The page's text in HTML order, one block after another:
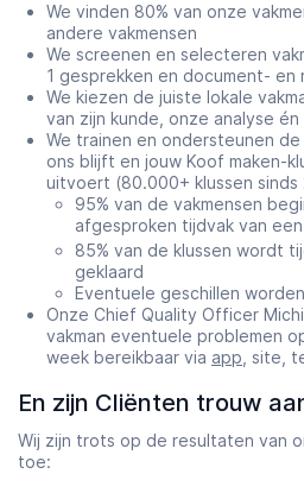
We vinden 80% van onze
andere vakmensen
We screenen en selecteren
1 gesprekken en document-
We kiezen de juiste lokale
van zijn kunde, onze analyse
We trainen en ondersteunen
ons blijft en jouw Koof maken-
uitvoert (80.000+ klussen sinds
95% van de vakmensen
afgesproken tijdvak van
85% van de klussen wordt
geklaard
Eventuele geschillen
Onze Chief Quality Officer
vakman eventuele problemen
week bereikbaar via app , site,
En zijn Cliënten trouw
Wij zijn trots op de resultaten van
toe: